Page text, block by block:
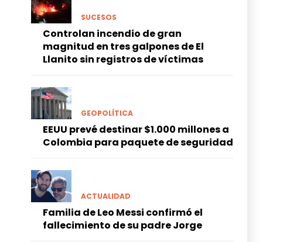
SUCESOS
Controlan incendio de gran
magnitud en tres galpones de El
Llanito sin registros de víctimas
GEOPOLÍTICA
EEUU prevé destinar $1.000 millones a
Colombia para paquete de seguridad
ACTUALIDAD
Familia de Leo Messi confirmó el
fallecimiento de su padre Jorge